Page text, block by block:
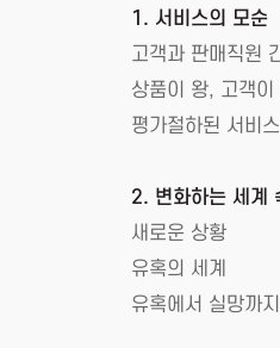
1. 서비스의 모순
고객과 판매직원
상품이 왕, 고객이
평가절하된 서비스
2. 변화하는 세계
새로운 상황
유혹의 세계
유혹에서 실망까지